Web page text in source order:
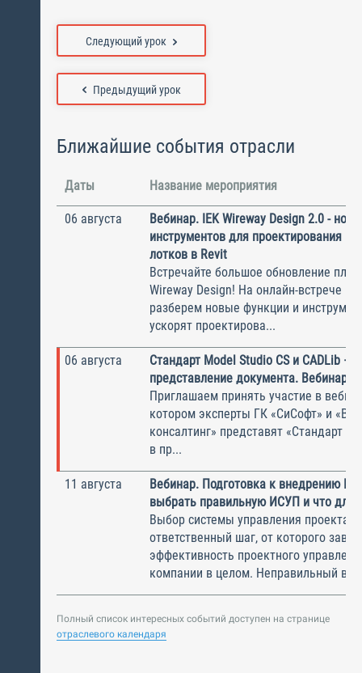
Предыдущий урок
Следующий урок
Ближайшие события отрасли
Даты Название мероприятия
06 августа
Вебинар. IEK Wireway Design 2.0 -
инструментов для проектирования
лотков в Revit
Встречайте большое обновление
Wireway Design! На онлайн-встрече
разберем новые функции и
ускорят проектирова...
06 августа
Стандарт Model Studio CS и CADLib —
представление документа. Вебинар
Приглашаем принять участие в
котором эксперты ГК «СиСофт» и
консалтинг» представят «Стандарт
в пр...
11 августа
Вебинар. Подготовка к внедрению
выбрать правильную ИСУП и что для
Выбор системы управления
ответственный шаг, от которого
эффективность проектного
компании в целом. Неправильный
Полный список интересных событий доступен на странице
отраслевого календаря